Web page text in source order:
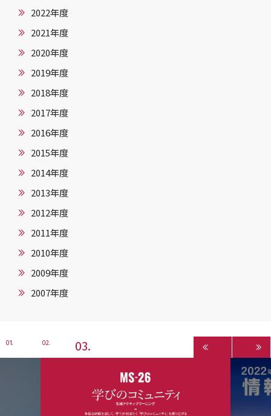
2022年度
2021年度
2020年度
2019年度
2018年度
2017年度
2016年度
2015年度
2014年度
2013年度
2012年度
2011年度
2010年度
2009年度
2007年度
1 2 3